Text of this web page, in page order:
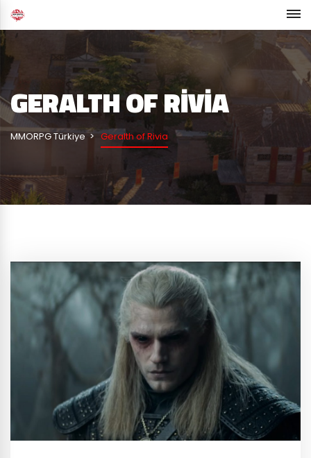
GERALTH OF RIVIA
MMORPG Türkiye Geralth of Rivia